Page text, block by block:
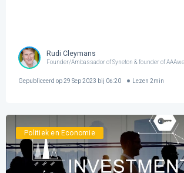
Rudi Cleymans
Founder/Ambassador of Syneton & founder of
Gepubliceerd op29 Sep 2023 bij 06:20 Lezen 2min
Politiek en Economie